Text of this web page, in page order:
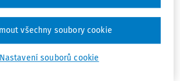
235/2004 Sb., o dani z přidané
v tomto přehledném příspěvku.
Nastavení souborů cookie
všechny soubory cookie